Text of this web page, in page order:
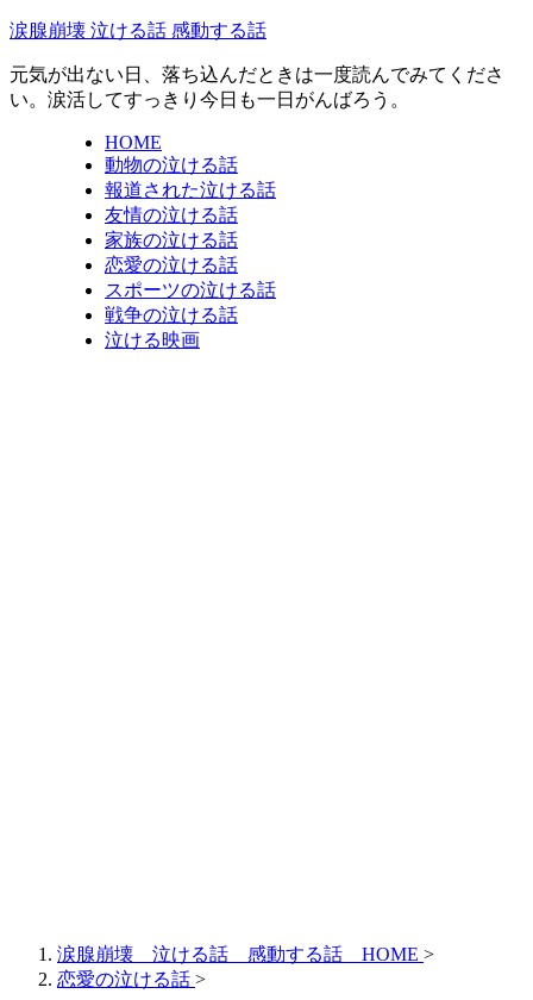
涙腺崩壊 泣ける話 感動する話
元気が出ない日、落ち込んだときは一度読んでみてくださ
い。涙活してすっきり今日も一日がんばろう。
HOME
動物の泣ける話
報道された泣ける話
友情の泣ける話
家族の泣ける話
恋愛の泣ける話
スポーツの泣ける話
戦争の泣ける話
泣ける映画
涙腺崩壊 泣ける話 感動する話 HOME >
恋愛の泣ける話 >